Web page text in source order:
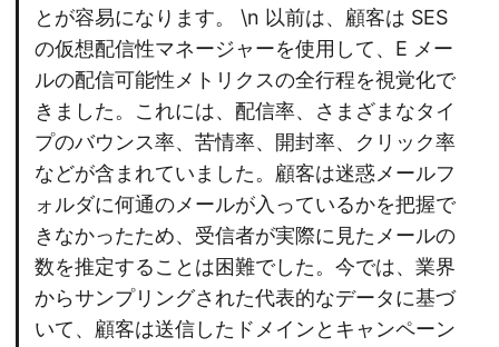
とが容易になります。 \n 以前は、顧客は SES
の仮想配信性マネージャーを使用して、E メー
ルの配信可能性メトリクスの全行程を視覚化で
きました。これには、配信率、さまざまなタイ
プのバウンス率、苦情率、開封率、クリック率
などが含まれていました。顧客は迷惑メールフ
ォルダに何通のメールが入っているかを把握で
きなかったため、受信者が実際に見たメールの
数を推定することは困難でした。今では、業界
からサンプリングされた代表的なデータに基づ
いて、顧客は送信したドメインとキャンペーン